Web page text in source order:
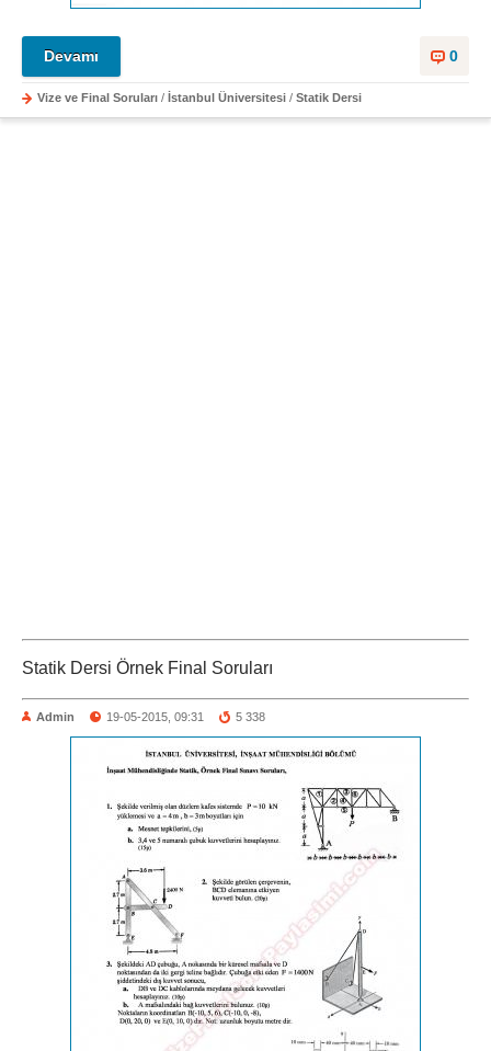
0
Devamı
Vize ve Final Soruları / İstanbul Üniversitesi / Statik Dersi
Statik Dersi Örnek Final Soruları
Admin 19-05-2015, 09:31 5 338